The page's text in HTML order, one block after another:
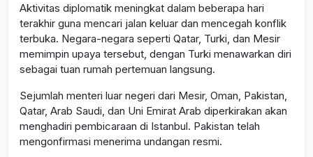
Aktivitas diplomatik meningkat dalam beberapa hari
terakhir guna mencari jalan keluar dan mencegah konflik
terbuka. Negara-negara seperti Qatar, Turki, dan Mesir
memimpin upaya tersebut, dengan Turki menawarkan diri
sebagai tuan rumah pertemuan langsung.
Sejumlah menteri luar negeri dari Mesir, Oman, Pakistan,
Qatar, Arab Saudi, dan Uni Emirat Arab diperkirakan akan
menghadiri pembicaraan di Istanbul. Pakistan telah
mengonfirmasi menerima undangan resmi.